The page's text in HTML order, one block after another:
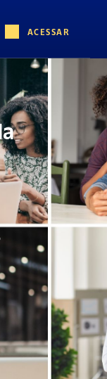
ACESSAR